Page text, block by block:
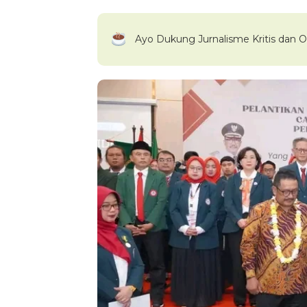
Ayo Dukung Jurnalisme Kritis dan